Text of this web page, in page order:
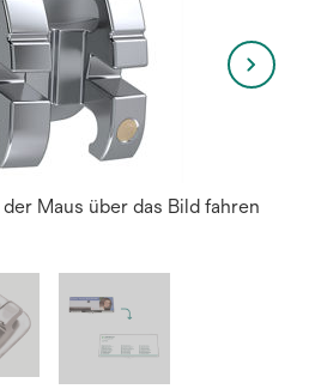
Maus über das Bild fahren